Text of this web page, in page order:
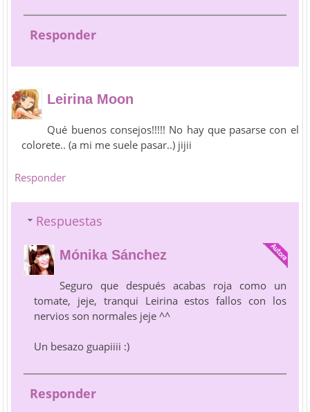
Responder
Leirina Moon
Qué buenos consejos!!!!! No hay que pasarse con el
colorete.. (a mi me suele pasar..) jijii
Responder
Respuestas
Mónika Sánchez
Seguro que después acabas roja como un
tomate, jeje, tranqui Leirina estos fallos con los
nervios son normales jeje ^^
Un besazo guapiiii :)
Responder